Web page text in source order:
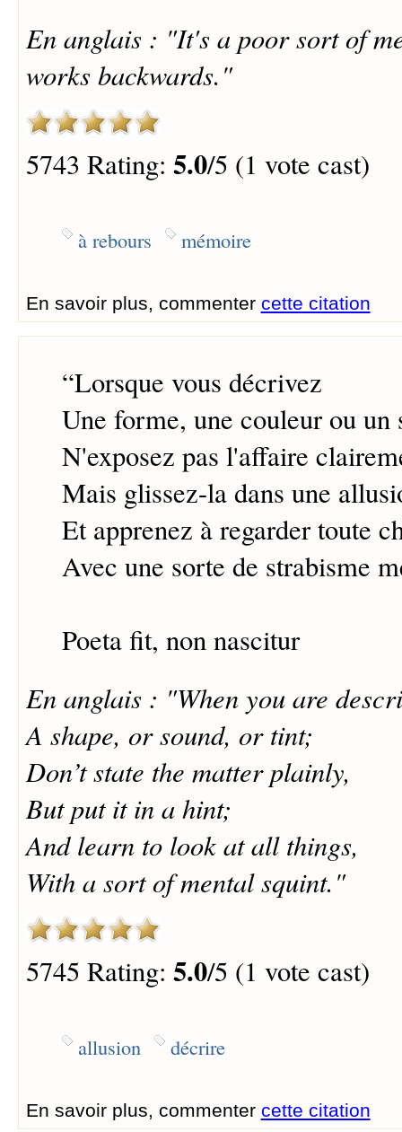
En anglais : "It's a poor sort of
works backwards."
5743 Rating: 5.0/5 (1 vote cast)
à rebours mémoire
En savoir plus, commenter cette citation
“Lorsque vous décrivez
Une forme, une couleur ou un
N'exposez pas l'affaire
Mais glissez-la dans une
Et apprenez à regarder toute
Avec une sorte de strabisme
Poeta fit, non nascitur
En anglais : "When you are
A shape, or sound, or tint;
Don’t state the matter plainly,
But put it in a hint;
And learn to look at all things,
With a sort of mental squint."
5745 Rating: 5.0/5 (1 vote cast)
allusion décrire
En savoir plus, commenter cette citation